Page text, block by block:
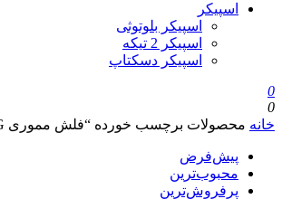
اسپیکر
اسپیکر بلوتوثی
اسپیکر 2 تیکه
اسپیکر دسکتاپ
0
0
خانه محصولات برچسب خورده “فلش مموری HP v175w 8G”
پیش‌فرض
محبوب‌ترین
پرفروش‌ترین